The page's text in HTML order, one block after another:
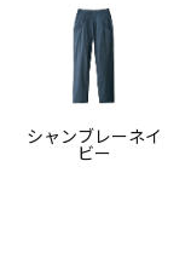
シャンブレーネイ
ビー